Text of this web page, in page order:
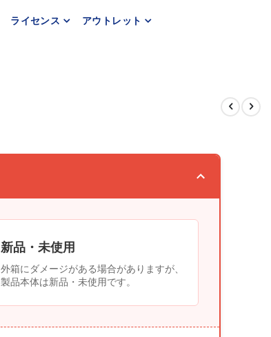
ライセンス アウトレット
新品・未使用
外箱にダメージがある場合がありますが、
製品本体は新品・未使用です。